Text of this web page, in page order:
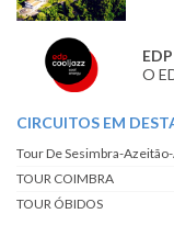
O
CIRCUITOS EM
Tour De Sesimbra-
TOUR COIMBRA
TOUR ÓBIDOS